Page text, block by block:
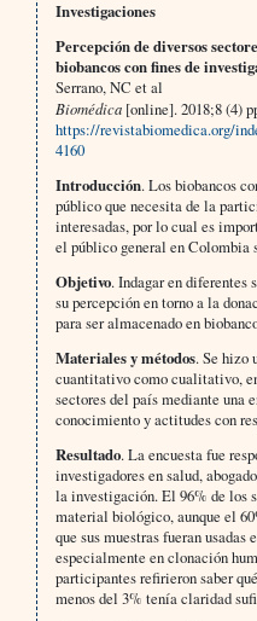
Investigaciones
Percepción de diversos
biobancos con fines de
Serrano, NC et al
Biomédica[online]. 2018;8 (4)
https://revistabiomedica.org/
4160
Introducción. Los biobancos
público que necesita de la
interesadas, por lo cual es
el público general en Colombia
Objetivo. Indagar en diferentes
su percepción en torno a la
para ser almacenado en
Materiales y métodos. Se hizo
cuantitativo como cualitativo,
sectores del país mediante una
conocimiento y actitudes con
Resultado. La encuesta fue
investigadores en salud,
la investigación. El 96% de los
material biológico, aunque el
que sus muestras fueran
especialmente en clonación
participantes refirieron saber
menos del 3% tenía claridad